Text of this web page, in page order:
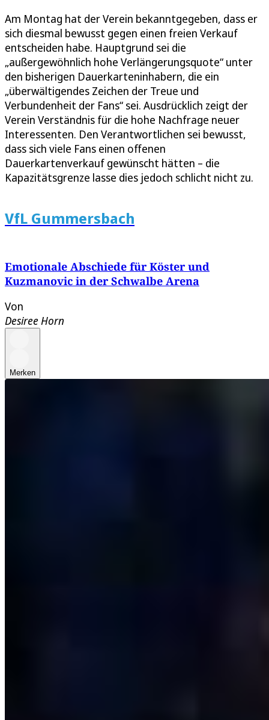
Am Montag hat der Verein bekanntgegeben, dass er
sich diesmal bewusst gegen einen freien Verkauf
entscheiden habe. Hauptgrund sei die
„außergewöhnlich hohe Verlängerungsquote“ unter
den bisherigen Dauerkarteninhabern, die ein
„überwältigendes Zeichen der Treue und
Verbundenheit der Fans“ sei. Ausdrücklich zeigt der
Verein Verständnis für die hohe Nachfrage neuer
Interessenten. Den Verantwortlichen sei bewusst,
dass sich viele Fans einen offenen
Dauerkartenverkauf gewünscht hätten – die
Kapazitätsgrenze lasse dies jedoch schlicht nicht zu.
VfL Gummersbach
Emotionale Abschiede für Köster und
Kuzmanovic in der Schwalbe Arena
Von
Desiree Horn
Merken